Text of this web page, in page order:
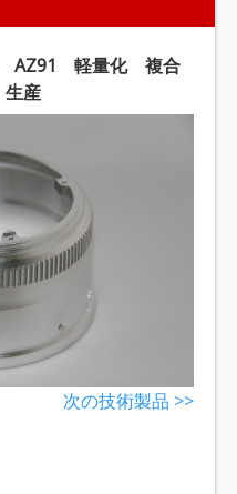
AZ91 軽量化 複合
産
次の技術製品 >>